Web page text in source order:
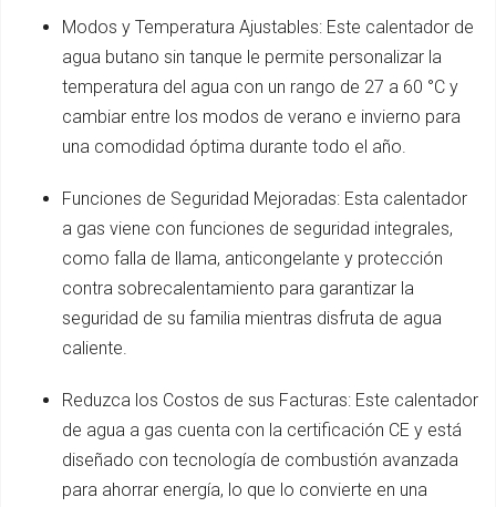
Modos y Temperatura Ajustables: Este calentador de
agua butano sin tanque le permite personalizar la
temperatura del agua con un rango de 27 a 60 °C y
cambiar entre los modos de verano e invierno para
una comodidad óptima durante todo el año.
Funciones de Seguridad Mejoradas: Esta calentador
a gas viene con funciones de seguridad integrales,
como falla de llama, anticongelante y protección
contra sobrecalentamiento para garantizar la
seguridad de su familia mientras disfruta de agua
caliente.
Reduzca los Costos de sus Facturas: Este calentador
de agua a gas cuenta con la certificación CE y está
diseñado con tecnología de combustión avanzada
para ahorrar energía, lo que lo convierte en una